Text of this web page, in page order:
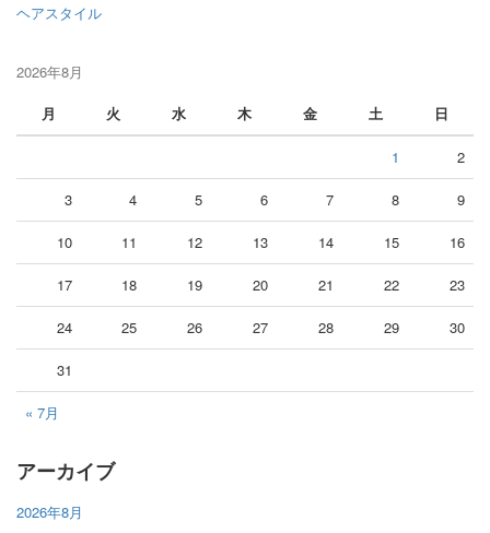
ヘアスタイル
2026年8月
月
火 水 木 金 土 日
« 7月
1 2
3 4 5 6 7 8 9
10 11 12 13 14 15 16
17 18 19 20 21 22 23
24 25 26 27 28 29 30
31
アーカイブ
2026年8月